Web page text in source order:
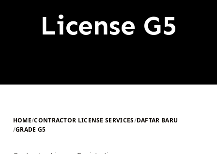
License G5
HOME/CONTRACTOR LICENSE SERVICES/DAFTAR BARU
/GRADE G5